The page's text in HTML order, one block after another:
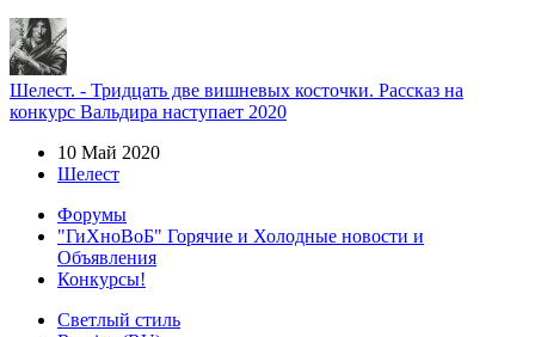
Шелест. - Тридцать две вишневых косточки. Рассказ на
конкурс Вальдира наступает 2020
10 Май 2020
Шелест
Форумы
"ГиХноВоБ" Горячие и Холодные новости и
Объявления
Конкурсы!
Светлый стиль